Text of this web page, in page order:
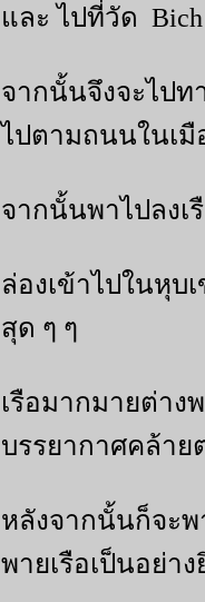
และ ไปที่วัด Bich
จากนั้นจึงจะไปท
ไปตามถนนในเมื
จากนั้นพาไปลงเ
ล่องเข้าไปในหุบ
สุด ๆ ๆ
เรือมากมายต่าง
บรรยากาศคล้าย
หลังจากนั้นก็จะพ
พายเรือเป็นอย่าง